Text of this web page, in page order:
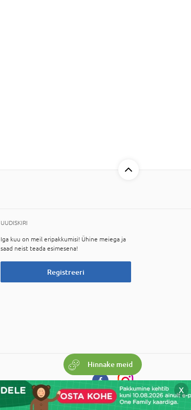
Hinnake meid
X
UUDISKIRI
Iga kuu on meil eripakkumisi! Ühine meiega ja
saad neist teada esimesena!
Registreeri